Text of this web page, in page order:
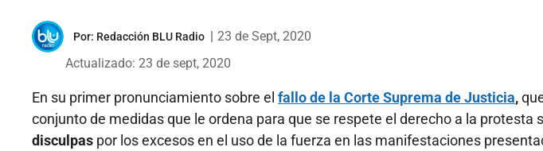
Por: Redacción BLU Radio
23 de Sept, 2020
Actualizado: 23 de sept, 2020
En su primer pronunciamiento sobre el fallo de la Corte Suprema de Justicia,
conjunto de medidas que le ordena para que se respete el derecho a la protesta
disculpas por los excesos en el uso de la fuerza en las manifestaciones